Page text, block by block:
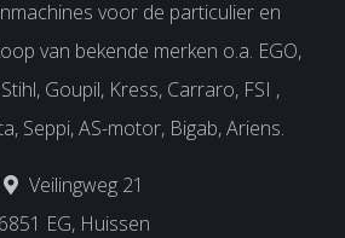
voor de particulier en
van bekende merken o.a. EGO,
Goupil, Kress, Carraro, FSI ,
Seppi, AS-motor, Bigab, Ariens.
Veilingweg 21
6851 EG, Huissen